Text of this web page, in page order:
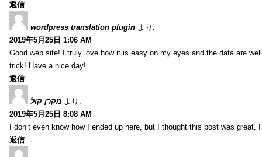
返信
wordpress translation plugin より:
2019年5月25日 1:06 AM
Good web site! I truly love how it is easy on my eyes and the data are
trick! Have a nice day!
返信
מקרן קול より:
2019年5月25日 8:08 AM
I don’t even know how I ended up here, but I thought this post was
返信